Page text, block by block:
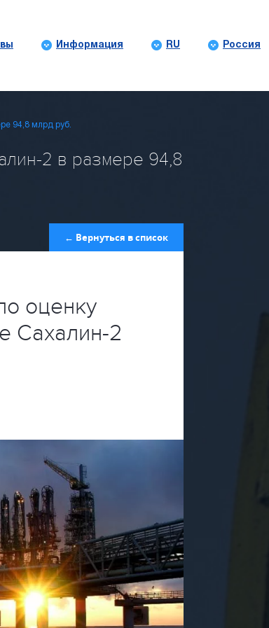
Информация RU Россия
94,8 млрд руб.
2 в размере 94,8
← Вернуться в список
оценку
Сахалин-2